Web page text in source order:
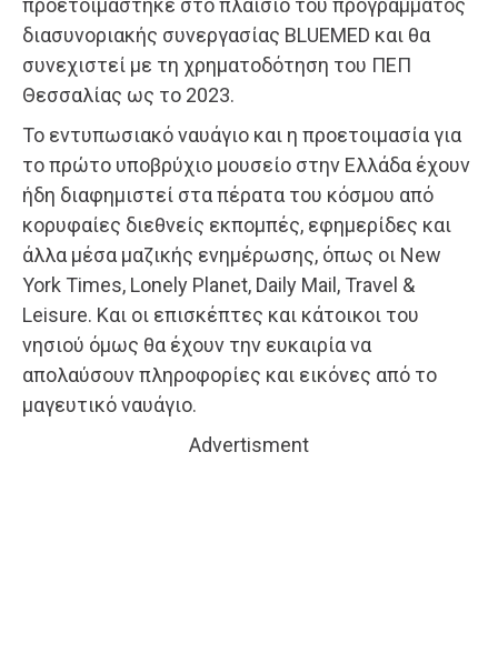
προετοιμάστηκε στο πλαίσιο του προγράμματος
διασυνοριακής συνεργασίας BLUEMED και θα
συνεχιστεί με τη χρηματοδότηση του ΠΕΠ
Θεσσαλίας ως το 2023.
Το εντυπωσιακό ναυάγιο και η προετοιμασία για
το πρώτο υποβρύχιο μουσείο στην Ελλάδα έχουν
ήδη διαφημιστεί στα πέρατα του κόσμου από
κορυφαίες διεθνείς εκπομπές, εφημερίδες και
άλλα μέσα μαζικής ενημέρωσης, όπως οι New
York Times, Lonely Planet, Daily Mail, Travel &
Leisure. Και οι επισκέπτες και κάτοικοι του
νησιού όμως θα έχουν την ευκαιρία να
απολαύσουν πληροφορίες και εικόνες από το
μαγευτικό ναυάγιο.
Advertisment